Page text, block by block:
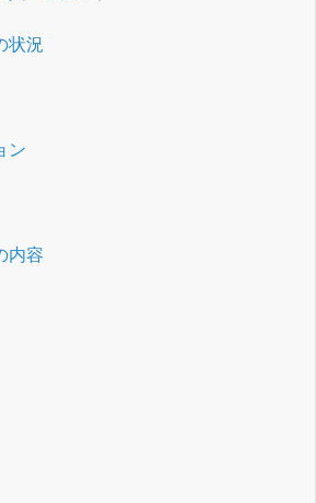
状況
ン
内容